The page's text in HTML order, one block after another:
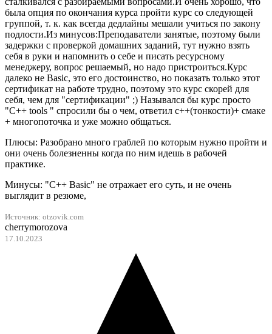
была опция по окончания курса пройти курс со следующей
группой, т. к. как всегда дедлайны мешали учиться по закону
подлости.Из минусов:Преподаватели занятые, поэтому были
задержки с проверкой домашних заданий, тут нужно взять
себя в руки и напомнить о себе и писать ресурсному
менеджеру, вопрос решаемый, но надо пристроиться.Курс
далеко не Basic, это его достоинство, но показать только этот
сертификат на работе трудно, поэтому это курс скорей для
себя, чем для "сертификации" ;) Назывался бы курс просто
"С++ tools " спросили бы о чем, ответил с++(тонкости)+ смаке
+ многопоточка и уже можно общаться.
Плюсы: Разобрано много граблей по которым нужно пройти и
они очень болезненны когда по ним идешь в рабочей
практике.
Минусы: "С++ Basic" не отражает его суть, и не очень
выглядит в резюме,
Источник: otzovik.com
cherrymorozova
17.10.2023